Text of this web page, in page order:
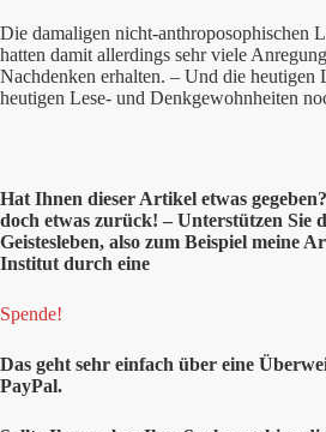
Die damaligen nicht-anthroposophischen
hatten damit allerdings sehr viele
Nachdenken erhalten. – Und die heutigen
heutigen Lese- und Denkgewohnheiten
Hat Ihnen dieser Artikel etwas
doch etwas zurück! – Unterstützen Sie
Geistesleben, also zum Beispiel meine
Institut durch eine
Spende!
Das geht sehr einfach über eine
PayPal.